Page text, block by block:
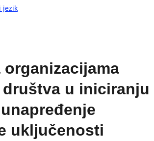
jezik
organizacijama
u iniciranju
uključenosti